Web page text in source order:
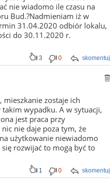
nie wiadomo ile czasu na
Bud.?Nadmieniam iż w
31.04.2020 odbiór lokalu,
do 30.11.2020 r.
skomentuj
3 0
mieszkanie zostaje ich
takim wypadku. A w sytuacji,
jest praca przy
nie daje poza tym, że
użytkowanie niewiadomo
rozwijać to mogą być to
skomentuj
1 0